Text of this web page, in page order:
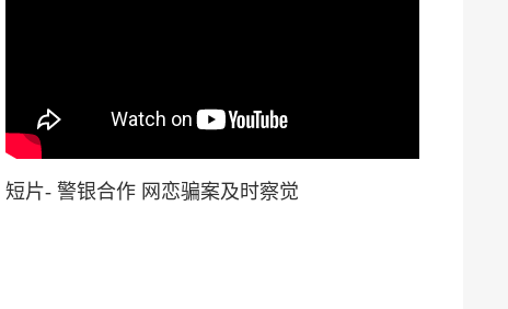
短片- 警银合作 网恋骗案及时察觉